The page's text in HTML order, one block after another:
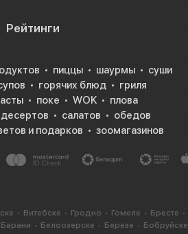
Рейтинги
пиццы шаурмы
суши
горячих блюд
гриля
поке WOK
плова
десертов салатов
обедов
и подарков зоомагазинов
Витебске Гродно Гомеле Бресте
Барани Белоозерске Березе Бобруйске